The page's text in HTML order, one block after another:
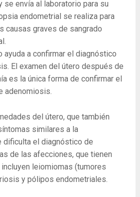
se envía al laboratorio para su
endometrial se realiza para
causas graves de sangrado
ayuda a confirmar el diagnóstico
El examen del útero después de
es la única forma de confirmar el
adenomiosis.
del útero, que también
similares a la
dificulta el diagnóstico de
de las afecciones, que tienen
leiomiomas (tumores
y pólipos endometriales.